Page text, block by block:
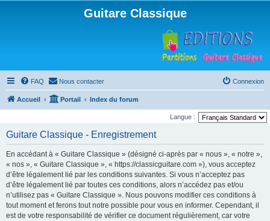
Guitare Classique
FAQ Nous contacter Connexion
Accueil Portail Index du forum
Langue :
Guitare Classique - Enregistrement
En accédant à « Guitare Classique » (désigné ci-après par « nous », « notre »,
« nos », « Guitare Classique », « https://classicguitare.com »), vous acceptez
d’être légalement lié par les conditions suivantes. Si vous n’acceptez pas
d’être légalement lié par toutes ces conditions, alors n’accédez pas et/ou
n’utilisez pas « Guitare Classique ». Nous pouvons modifier ces conditions à
tout moment et ferons tout notre possible pour vous en informer. Cependant, il
est de votre responsabilité de vérifier ce document régulièrement, car votre